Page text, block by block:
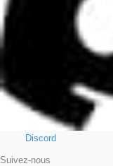
Discord
Suivez-nous